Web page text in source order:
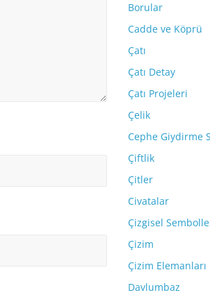
Borular
Cadde ve Köprü
Çatı
Çatı Detay
Çatı Projeleri
Çelik
Cephe Giydirme
Çiftlik
Çitler
Civatalar
Çizgisel
Çizim
Çizim Elemanları
Davlumbaz